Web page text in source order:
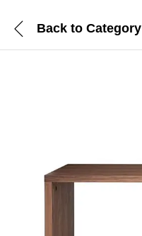
Back to Category